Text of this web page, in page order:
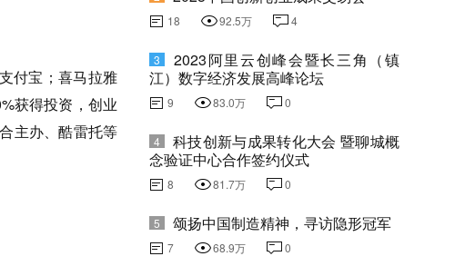
付宝；喜马拉雅
获得投资，创业
主办、酷雷托等
18 92.5万 4
3
2023阿里云创峰会暨长三角（镇
江）数字经济发展高峰论坛
9 83.0万 0
4
科技创新与成果转化大会 暨聊城概
念验证中心合作签约仪式
8 81.7万 0
5 颂扬中国制造精神，寻访隐形冠军
7 68.9万 0